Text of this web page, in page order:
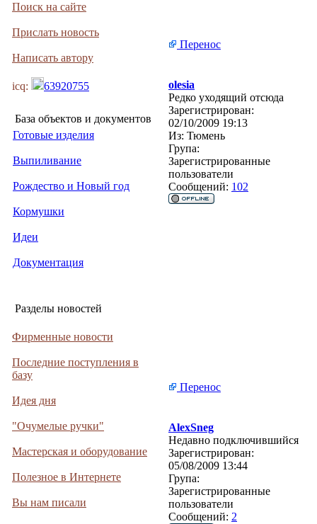
Поиск на сайте
Прислать новость
Написать автору
icq: 63920755
База объектов и документов
Готовые изделия
Выпиливание
Рождество и Новый год
Кормушки
Идеи
Документация
Разделы новостей
Фирменные новости
Последние поступления в
базу
Идея дня
"Очумелые ручки"
Мастерская и оборудование
Полезное в Интернете
Вы нам писали
Перенос
olesia
Редко уходящий отсюда
Зарегистрирован:
02/10/2009 19:13
Из: Тюмень
Група:
Зарегистрированные
пользователи
Сообщений: 102
Перенос
AlexSneg
Недавно подключившийся
Зарегистрирован:
05/08/2009 13:44
Група:
Зарегистрированные
пользователи
Сообщений: 2